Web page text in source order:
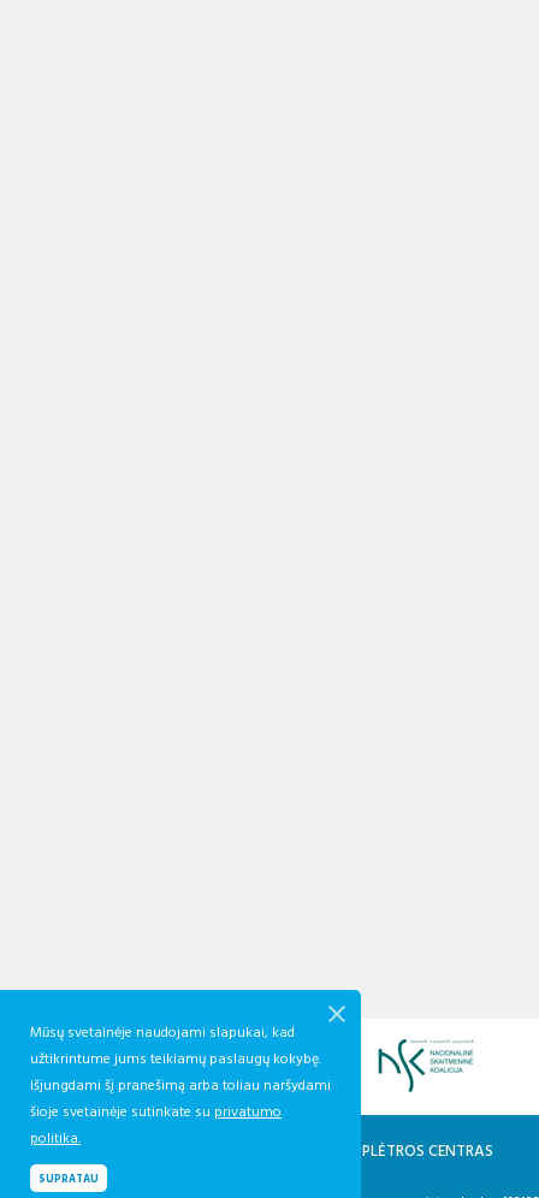
Mūsų svetainėje naudojami slapukai, kad
užtikrintume jums teikiamų paslaugų kokybę.
Išjungdami šį pranešimą arba toliau naršydami
šioje svetainėje sutinkate su privatumo
politika.
SUPRATAU
KVALIFIKACIJŲ IR PROFESINIO MOKYMO PLĖTROS CENTRAS
Biudžetinė įstaiga